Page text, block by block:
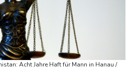
nur jeder vierte Zug zwischen Hamburg
auf Musiala
in Provinz British Columbia
Acht Jahre Haft für Mann in Hanau /